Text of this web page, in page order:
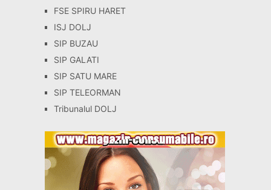
FSE SPIRU HARET
ISJ DOLJ
SIP BUZAU
SIP GALATI
SIP SATU MARE
SIP TELEORMAN
Tribunalul DOLJ